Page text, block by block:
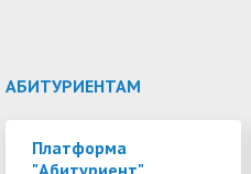
АБИТУРИЕНТАМ
Платформа
"Абитуриент"